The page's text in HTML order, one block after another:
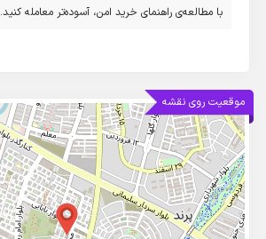
با مطالعه‌ی راهنمای خرید امن، آسوده‌تر معامله کنید.
موقعیت روی نقشه